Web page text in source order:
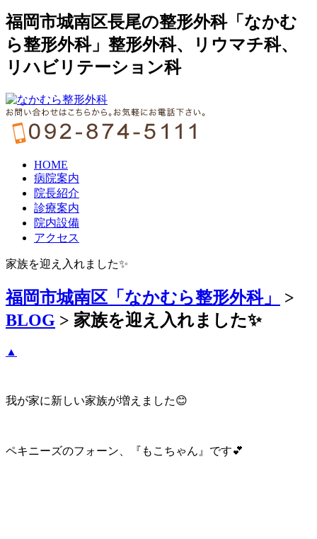
福岡市城南区長尾の整形外科「なかむ
ら整形外科」整形外科、リウマチ科、
リハビリテーション科
HOME
病院案内
院長紹介
診療案内
院内設備
アクセス
家族を迎え入れました✨
福岡市城南区「なかむら整形外科」
>
BLOG > 家族を迎え入れました✨
▲
我が家に新しい家族が増えました😊
ペキニーズのフォーン、『もこちゃん』です💕